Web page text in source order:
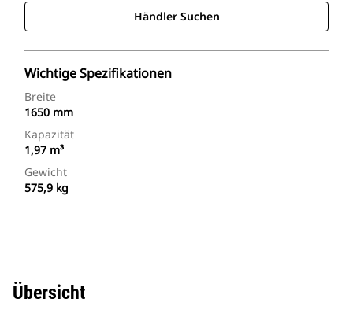
Händler Suchen
Wichtige Spezifikationen
Breite
1650 mm
Kapazität
1,97 m³
Gewicht
575,9 kg
Übersicht